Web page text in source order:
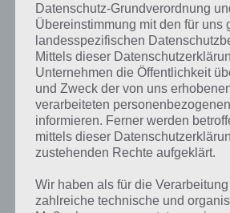
Kurze Begriffserklärung
Wäsche
Bilder 1 Wort, doch welche Bedeutung hat
gibt es dazu zu wissen? Passt das Wort auch
Datenschutz-Grundverordnung
Übereinstimmung mit den für uns
landesspezifischen
Mittels dieser
Unternehmen die Öffentlichkeit
und Zweck der von uns
verarbeiteten
informieren. Ferner werden
mittels dieser
zustehenden Rechte aufgeklärt.
Wir haben als für die
zahlreiche technische und